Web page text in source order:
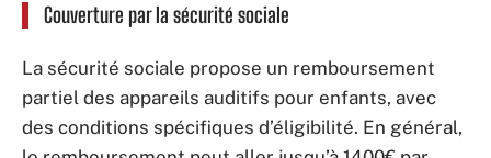
Couverture par la sécurité sociale
La sécurité sociale propose un remboursement
partiel des appareils auditifs pour enfants, avec
des conditions spécifiques d’éligibilité. En général,